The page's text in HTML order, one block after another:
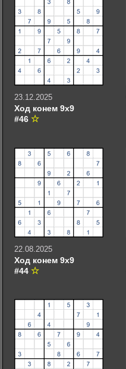
23.12.2025
Ход конем 9х9
#46
22.08.2025
Ход конем 9х9
#44